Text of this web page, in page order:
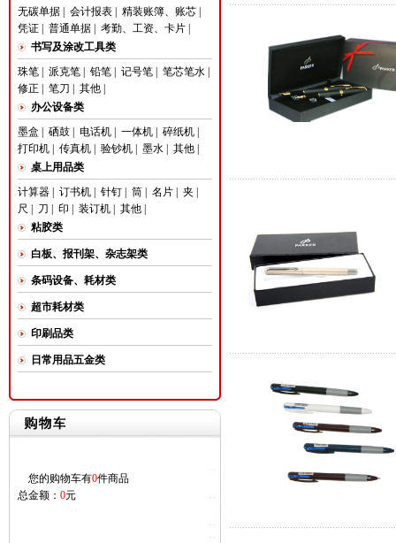
无碳单据| 会计报表| 精装账簿、账芯|
凭证| 普通单据| 考勤、工资、卡片|
书写及涂改工具类
珠笔| 派克笔| 铅笔| 记号笔| 笔芯笔水|
修正
笔刀 其他|
办公设备类
墨盒
硒鼓| 电话机| 一体机| 碎纸机|
打印机| 传真机| 验钞机| 墨水| 其他|
桌上用品类
计算器| 订书机| 针钉| 筒| 名片| 夹
尺
刀 印 装订机| 其他|
粘胶类
白板、报刊架、杂志架类
条码设备、耗材类
超市耗材类
印刷品类
日常用品五金类
您的购物车有0件商品
总金额： 0元